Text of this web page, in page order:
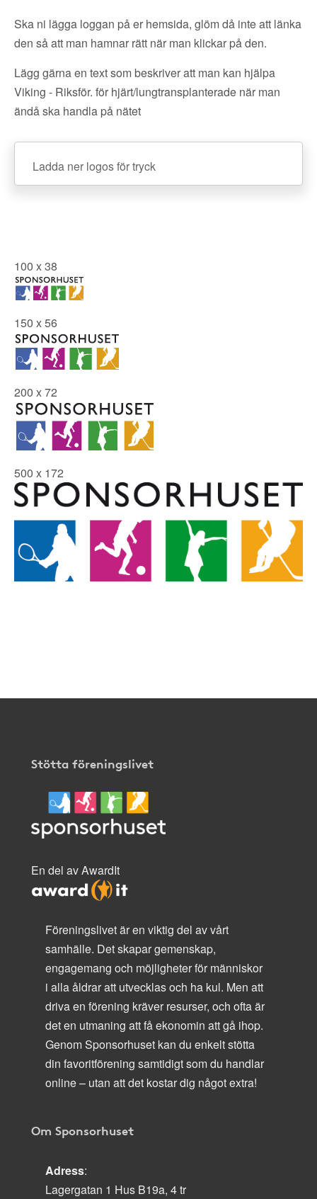
Ska ni lägga loggan på er hemsida, glöm då inte att länka
den så att man hamnar rätt när man klickar på den.
Lägg gärna en text som beskriver att man kan hjälpa
Viking - Riksför. för hjärt/lungtransplanterade när man
ändå ska handla på nätet
Ladda ner logos för tryck
100 x 38
150 x 56
200 x 72
500 x 172
Stötta föreningslivet
En del av AwardIt
Föreningslivet är en viktig del av vårt
samhälle. Det skapar gemenskap,
engagemang och möjligheter för människor
i alla åldrar att utvecklas och ha kul. Men att
driva en förening kräver resurser, och ofta är
det en utmaning att få ekonomin att gå ihop.
Genom Sponsorhuset kan du enkelt stötta
din favoritförening samtidigt som du handlar
online – utan att det kostar dig något extra!
Om Sponsorhuset
Adress:
Lagergatan 1 Hus B19a, 4 tr